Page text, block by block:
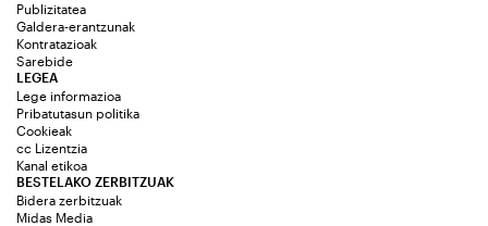
Publizitatea
Galdera-erantzunak
Kontratazioak
Sarebide
LEGEA
Lege informazioa
Pribatutasun politika
Cookieak
cc Lizentzia
Kanal etikoa
BESTELAKO ZERBITZUAK
Bidera zerbitzuak
Midas Media